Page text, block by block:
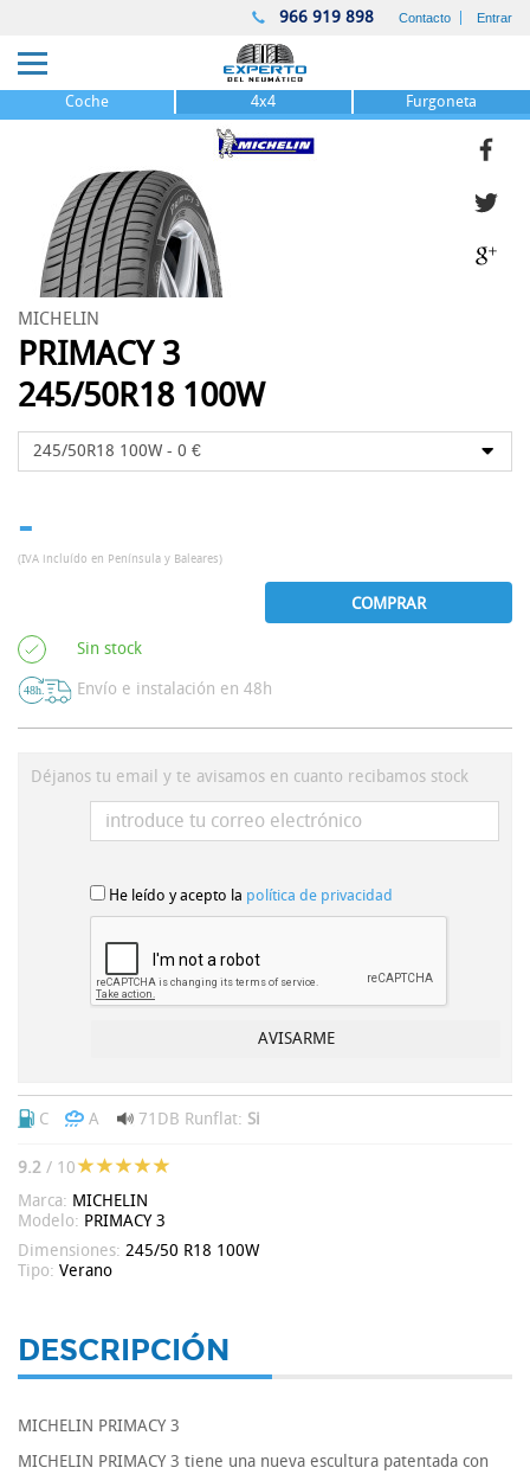
966 919 898 Contacto Entrar
Coche 4x4 Furgoneta
MICHELIN
PRIMACY 3
245/50R18 100W
-
(IVA incluído en Península y Baleares)
COMPRAR
Sin stock
Envío e instalación en 48h
Déjanos tu email y te avisamos en cuanto recibamos stock
He leído y acepto la política de privacidad
C A 71DB Runflat: Si
9.2 / 10
Marca: MICHELIN
Modelo: PRIMACY 3
Dimensiones: 245/50 R18 100W
Tipo: Verano
DESCRIPCIÓN
MICHELIN PRIMACY 3
MICHELIN PRIMACY 3 tiene una nueva escultura patentada con